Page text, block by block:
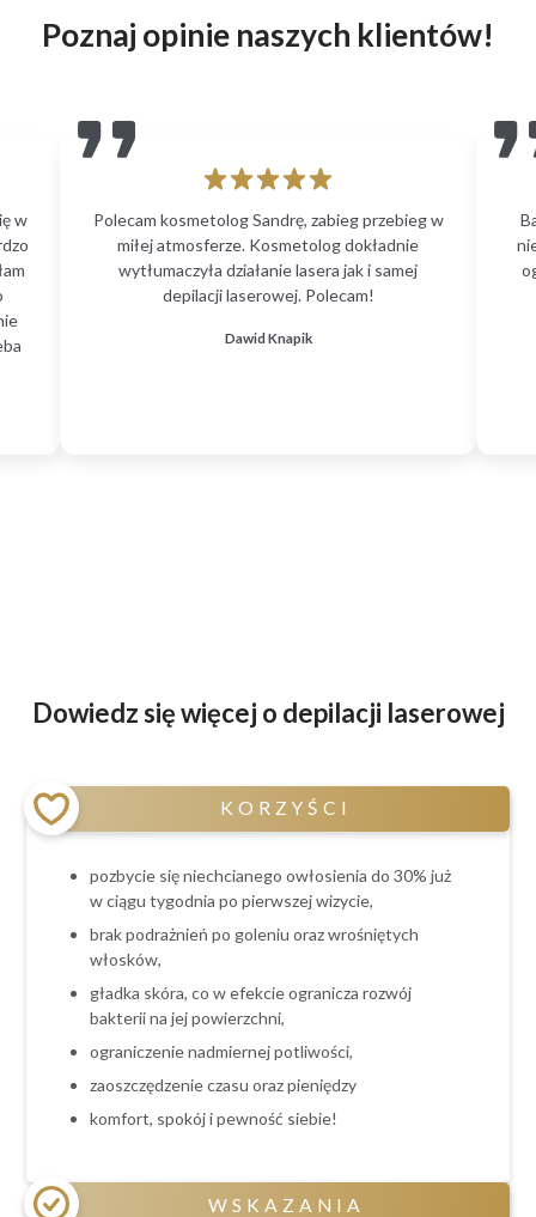
Poznaj opinie naszych klientów!
w
Polecam kosmetolog Sandrę, zabieg przebieg w
miłej atmosferze. Kosmetolog dokładnie
wytłumaczyła działanie lasera jak i samej
depilacji laserowej. Polecam!
Dawid Knapik
Dowiedz się więcej o depilacji laserowej
KORZYŚCI
pozbycie się niechcianego owłosienia do 30% już
w ciągu tygodnia po pierwszej wizycie,
brak podrażnień po goleniu oraz wrośniętych
włosków,
gładka skóra, co w efekcie ogranicza rozwój
bakterii na jej powierzchni,
ograniczenie nadmiernej potliwości,
zaoszczędzenie czasu oraz pieniędzy
komfort, spokój i pewność siebie!
WSKAZANIA